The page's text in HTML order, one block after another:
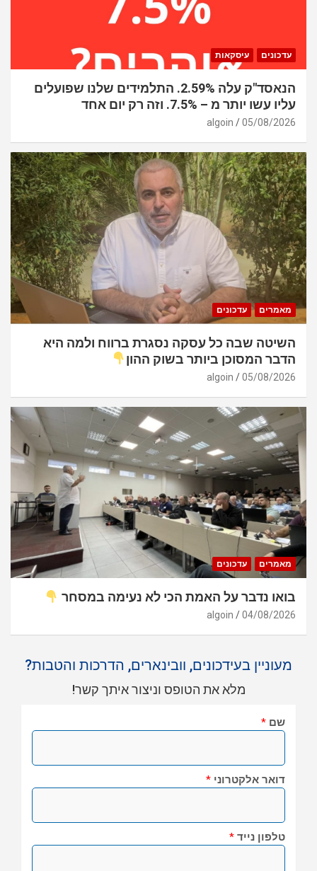
עדכונים עיסקאות
הנאסד"ק עלה 2.59%. התלמידים שלנו שפועלים
עליו עשו יותר מ – 7.5%. וזה רק יום אחד
05/08/2026
algoin
מאמרים עדכונים
השיטה שבה כל עסקה נסגרת ברווח ולמה היא
הדבר המסוכן ביותר בשוק ההון
05/08/2026
algoin
מאמרים עדכונים
בואו נדבר על האמת הכי לא נעימה במסחר
04/08/2026
algoin
מעוניין בעידכונים, וובינארים, הדרכות והטבות?
מלא את הטופס וניצור איתך קשר!
שם *
דואר אלקטרוני *
טלפון נייד *